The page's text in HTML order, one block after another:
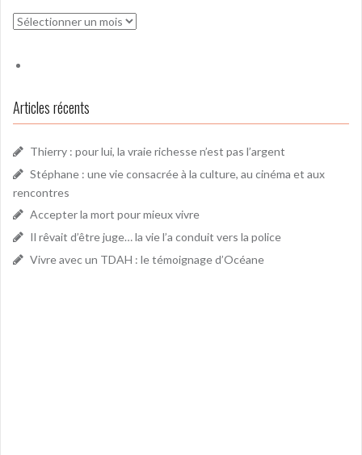
Archives
Articles récents
Thierry : pour lui, la vraie richesse n’est pas l’argent
Stéphane : une vie consacrée à la culture, au cinéma et aux
rencontres
Accepter la mort pour mieux vivre
Il rêvait d’être juge… la vie l’a conduit vers la police
Vivre avec un TDAH : le témoignage d’Océane